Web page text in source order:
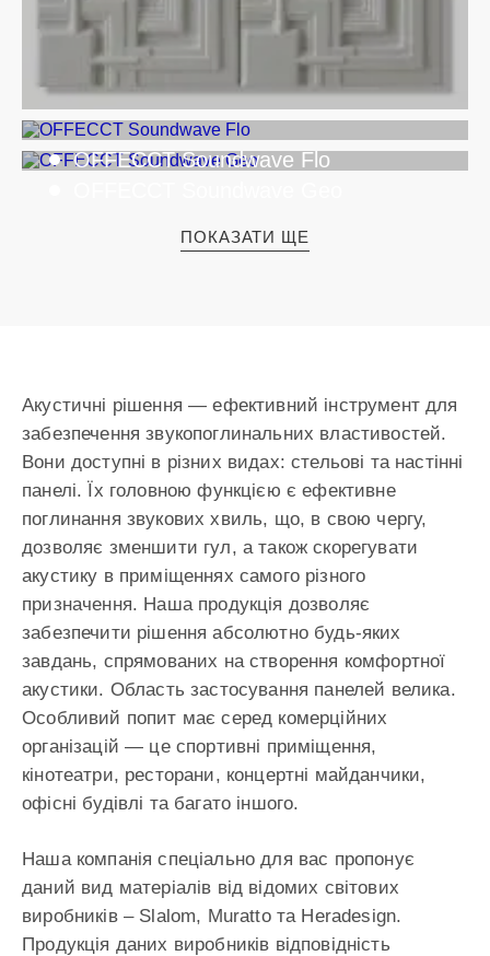
OFFECCT Soundwave Flo
ПОКАЗАТИ ЩЕ
Акустичні рішення — ефективний інструмент для
забезпечення звукопоглинальних властивостей.
Вони доступні в різних видах: стельові та настінні
панелі. Їх головною функцією є ефективне
поглинання звукових хвиль, що, в свою чергу,
дозволяє зменшити гул, а також скорегувати
акустику в приміщеннях самого різного
призначення. Наша продукція дозволяє
забезпечити рішення абсолютно будь-яких
завдань, спрямованих на створення комфортної
акустики. Область застосування панелей велика.
Особливий попит має серед комерційних
організацій — це спортивні приміщення,
кінотеатри, ресторани, концертні майданчики,
офісні будівлі та багато іншого.
Наша компанія спеціально для вас пропонує
даний вид матеріалів від відомих світових
виробників – Slalom, Muratto та Heradesign.
Продукція даних виробників відповідність